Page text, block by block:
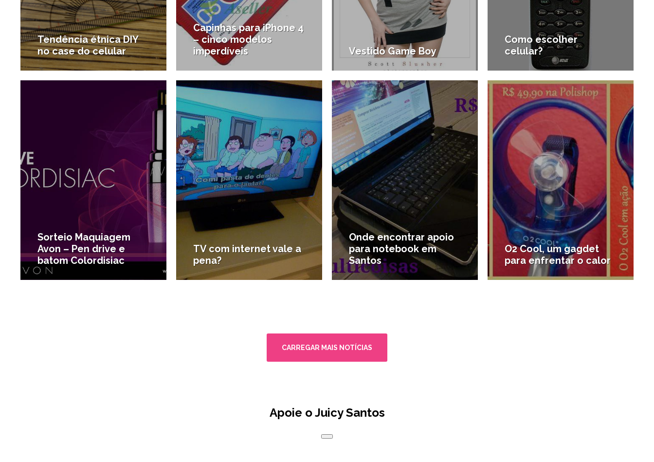
Tendência étnica DIY
no case do celular
Capinhas para iPhone 4
– cinco modelos
imperdíveis
Vestido Game Boy
Como escolher
celular?
4/08/2011
Sorteio Maquiagem
Avon – Pen drive e
batom Colordisiac
12/07/2011
TV com internet vale a
pena?
13/03/2011
Onde encontrar apoio
para notebook em
Santos
7/03/2011
O2 Cool, um gagdet
para enfrentar o calor
CARREGAR MAIS NOTÍCIAS
Apoie o Juicy Santos